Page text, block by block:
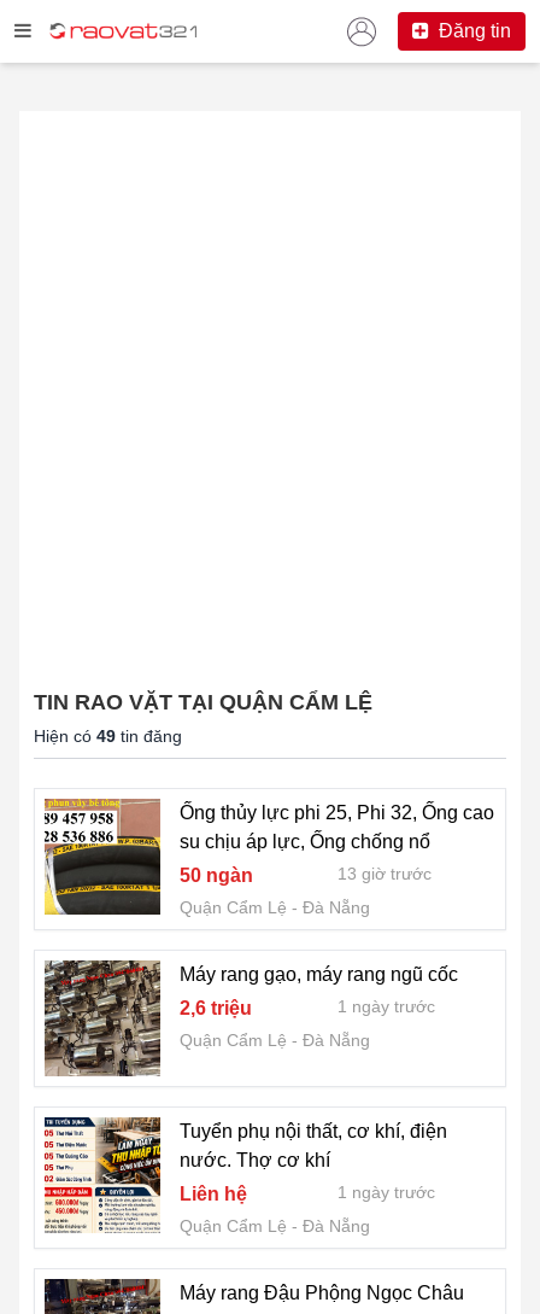
Đăng tin
TIN RAO VẶT TẠI QUẬN CẨM LỆ
Hiện có 49 tin đăng
Ống thủy lực phi 25, Phi 32, Ống cao
su chịu áp lực, Ống chống nổ
50 ngàn
13 giờ trước
Quận Cẩm Lệ
Đà Nẵng
Máy rang gạo, máy rang ngũ cốc
2,6 triệu
1 ngày trước
Quận Cẩm Lệ
Đà Nẵng
Tuyển phụ nội thất, cơ khí, điện
nước. Thợ cơ khí
Liên hệ
1 ngày trước
Quận Cẩm Lệ
Đà Nẵng
Máy rang Đậu Phộng Ngọc Châu